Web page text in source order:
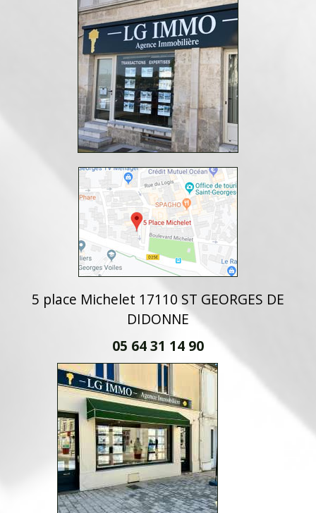
5 place Michelet 17110 ST GEORGES DE
DIDONNE
05 64 31 14 90